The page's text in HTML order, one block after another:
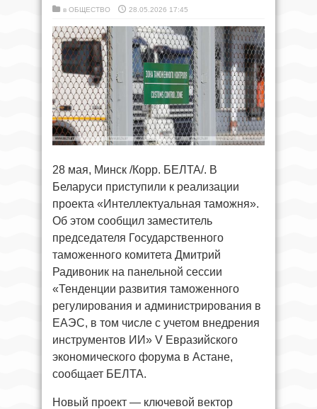
в ОБЩЕСТВО 28.05.2026 17:45
28 мая, Минск /Корр. БЕЛТА/. В
Беларуси приступили к реализации
проекта «Интеллектуальная таможня».
Об этом сообщил заместитель
председателя Государственного
таможенного комитета Дмитрий
Радивоник на панельной сессии
«Тенденции развития таможенного
регулирования и администрирования в
ЕАЭС, в том числе с учетом внедрения
инструментов ИИ» V Евразийского
экономического форума в Астане,
сообщает БЕЛТА.
Новый проект — ключевой вектор